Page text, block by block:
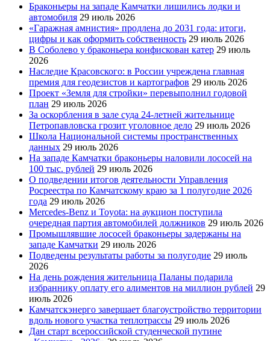
Браконьеры на западе Камчатки лишились лодки и
автомобиля 29 июль 2026
«Гаражная амнистия» продлена до 2031 года: итоги,
цифры и как оформить собственность 29 июль 2026
В Соболево у браконьера конфискован катер 29 июль
2026
Наследие Красовского: в России учреждена главная
премия для геодезистов и картографов 29 июль 2026
Проект «Земля для стройки» перевыполнил годовой
план 29 июль 2026
За оскорбления в зале суда 24-летней жительнице
Петропавловска грозит уголовное дело 29 июль 2026
Школа Национальной системы пространственных
данных 29 июль 2026
На западе Камчатки браконьеры наловили лососей на
100 тыс. рублей 29 июль 2026
О подведении итогов деятельности Управления
Росреестра по Камчатскому краю за 1 полугодие 2026
года 29 июль 2026
Mercedes-Benz и Toyota: на аукцион поступила
очередная партия автомобилей должников 29 июль 2026
Промышлявшие лососей браконьеры задержаны на
западе Камчатки 29 июль 2026
Подведены результаты работы за полугодие 29 июль
2026
На день рождения жительница Паланы подарила
избраннику оплату его алиментов на миллион рублей 29
июль 2026
Камчатскэнерго завершает благоустройство территории
вдоль нового участка теплотрассы 29 июль 2026
Дан старт всероссийской студенческой путине